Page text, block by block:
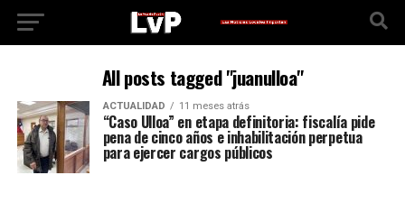
All posts tagged "juanulloa"
ACTUALIDAD 11 meses atrás
“Caso Ulloa” en etapa definitoria: fiscalía pide
pena de cinco años e inhabilitación perpetua
para ejercer cargos públicos